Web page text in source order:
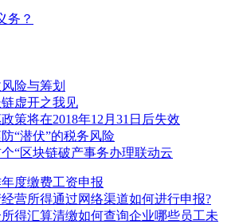
务？
险与筹划
虚开之我见
策将在2018年12月31日后失效
“潜伏”的税务风险
“区块链破产事务办理联动云
度缴费工资申报
营所得通过网络渠道如何进行申报?
得汇算清缴如何查询企业哪些员工未